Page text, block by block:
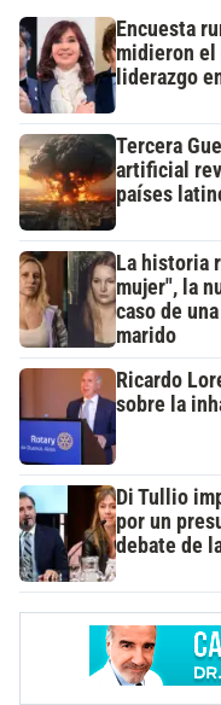
Encuesta
midieron el
liderazgo
Tercera
artificial
países
La historia
mujer", la
caso de
marido
Ricardo
sobre la
Di Tullio
por un
debate de